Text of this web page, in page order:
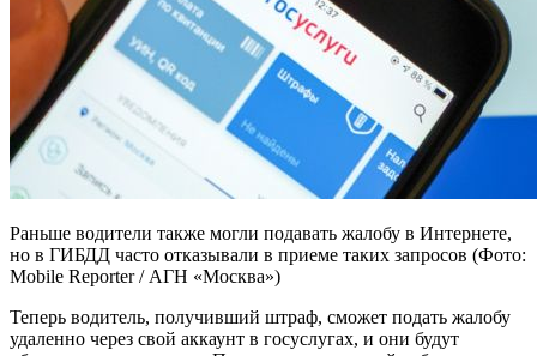
Раньше водители также могли подавать жалобу в Интернете,
но в ГИБДД часто отказывали в приеме таких запросов (Фото:
Mobile Reporter / АГН «Москва»)
Теперь водитель, получивший штраф, сможет подать жалобу
удаленно через свой аккаунт в госуслугах, и они будут